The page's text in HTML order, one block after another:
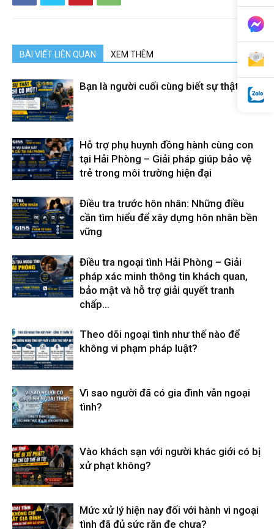
BÀI VIẾT LIÊN QUAN XEM THÊM
Bạn là người cuối cùng biết sự thật
Hỗ trợ phụ huynh đồng hành cùng con
tại Hải Phòng – Giải pháp giúp bảo vệ
trẻ trong môi trường hiện đại
Điều tra trước hôn nhân: Những điều
cần tìm hiểu để xây dựng hôn nhân bền
vững
Điều tra ngoại tình Hải Phòng – Giải
pháp xác minh thông tin khách quan,
bảo mật và hỗ trợ giải quyết tranh
chấp...
Theo dõi ngoại tình như thế nào để
không vi phạm pháp luật?
Vì sao người đã có gia đình vẫn ngoại
tình?
Vào khách sạn với người khác giới có bị
xử phạt không?
Mức xử lý hiện nay đối với hành vi ngoại
tình đã đủ sức răn đe chưa?